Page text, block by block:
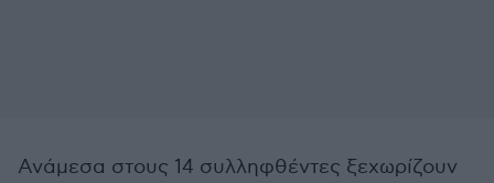
Ανάμεσα στους 14 συλληφθέντες ξεχωρίζουν